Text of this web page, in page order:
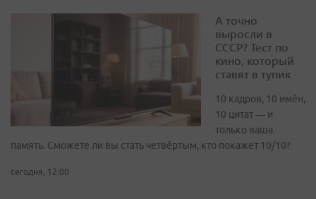
А точно
выросли в
СССР? Тест по
кино, который
ставят в тупик
10 кадров, 10 имён,
10 цитат — и
только ваша
память. Сможете ли вы стать четвёртым, кто покажет 10/10?
сегодня, 12:00